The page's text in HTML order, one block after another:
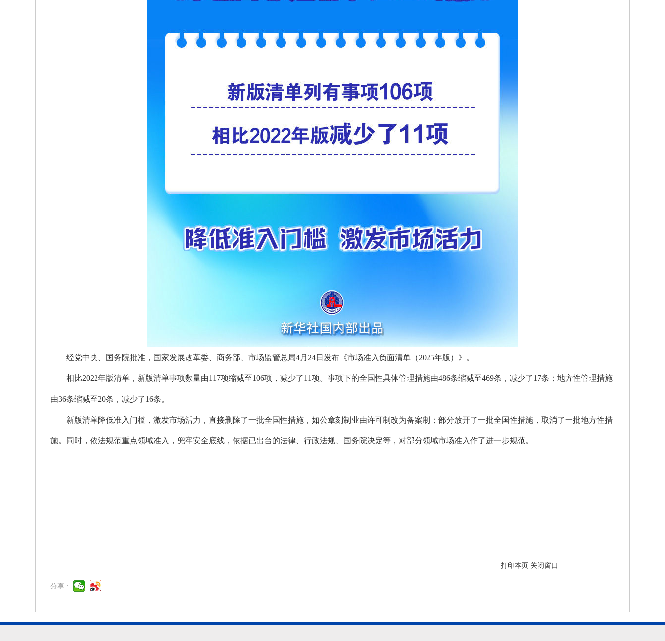
经党中央、国务院批准，国家发展改革委、商务部、市场监管总局4月24日发布《市场准入负面清单（2025年版）》。
相比2022年版清单，新版清单事项数量由117项缩减至106项，减少了11项。事项下的全国性具体管理措施由486条缩减至469条，减少了17条；地方性管理措施
由36条缩减至20条，减少了16条。
新版清单降低准入门槛，激发市场活力，直接删除了一批全国性措施，如公章刻制业由许可制改为备案制；部分放开了一批全国性措施，取消了一批地方性措
施。同时，依法规范重点领域准入，兜牢安全底线，依据已出台的法律、行政法规、国务院决定等，对部分领域市场准入作了进一步规范。
打印本页 关闭窗口
分享：